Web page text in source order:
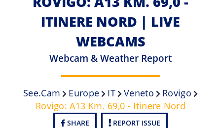
ITINERE NORD | LIVE
WEBCAMS
Webcam & Weather Report
See.cam Europe IT Veneto
Rovigo
Rovigo: A13 Km. 69,0 - Itinere Nord
SHARE REPORT ISSUE